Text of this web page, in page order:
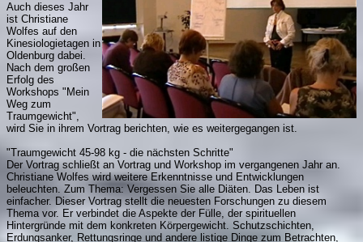
Auch dieses Jahr
ist Christiane
Wolfes auf den
Kinesiologietagen in
Oldenburg dabei.
Nach dem großen
Erfolg des
Workshops "Mein
Weg zum
Traumgewicht",
wird Sie in ihrem Vortrag berichten, wie es weitergegangen ist.
"Traumgewicht 45-98 kg - die nächsten Schritte"
Der Vortrag schließt an Vortrag und Workshop im vergangenen Jahr an.
Christiane Wolfes wird weitere Erkenntnisse und Entwicklungen
beleuchten. Zum Thema: Vergessen Sie alle Diäten. Das Leben ist
einfacher. Dieser Vortrag stellt die neuesten Forschungen zu diesem
Thema vor. Er verbindet die Aspekte der Fülle, der spirituellen
Hintergründe mit dem konkreten Körpergewicht. Schutzschichten,
Erdungsanker, Rettungsringe und andere listige Dinge zum Betrachten,